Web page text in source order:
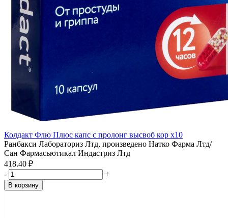
Колдакт Флю Плюс капс с пролонг высвоб кор x10
Ранбакси Лабораториз Лтд, произведено Натко Фарма Лтд/
Сан Фармасьютикал Индастриз Лтд
418.40 ₽
-
+
В корзину